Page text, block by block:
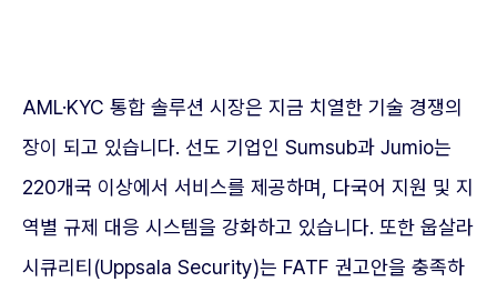
AML·KYC 통합 솔루션 시장은 지금 치열한 기술 경쟁의
장이 되고 있습니다. 선도 기업인 Sumsub과 Jumio는
220개국 이상에서 서비스를 제공하며, 다국어 지원 및 지
역별 규제 대응 시스템을 강화하고 있습니다. 또한 웁살라
시큐리티(Uppsala Security)는 FATF 권고안을 충족하